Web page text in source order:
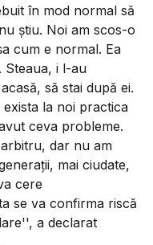
în mod normal să
ştiu. Noi am scos-o
cum e normal. Ea
Steaua, i l-au
să stai după ei.
la noi practica
ceva probleme.
dar nu am
mai ciudate,
cere
se va confirma riscă
a declarat